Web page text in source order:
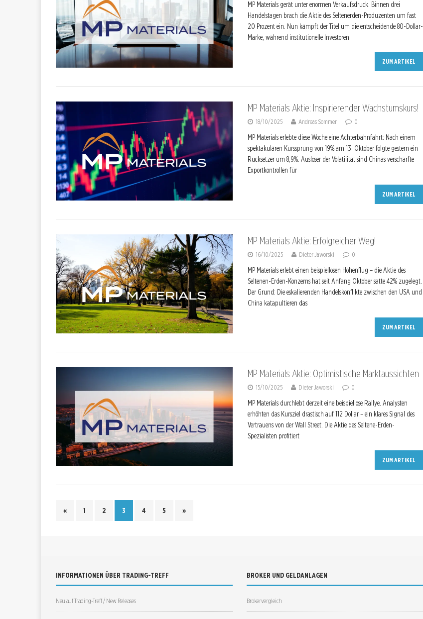
MP Materials gerät unter enormen Verkaufsdruck. Binnen drei
Handelstagen brach die Aktie des Seltenerden-Produzenten um fast
20 Prozent ein. Nun kämpft der Titel um die entscheidende 80-Dollar-
Marke, während institutionelle Investoren
ZUM ARTIKEL
MP Materials Aktie: Inspirierender Wachstumskurs!
18/10/2025 Andreas Sommer 0
MP Materials erlebte diese Woche eine Achterbahnfahrt: Nach einem
spektakulären Kurssprung von 19% am 13. Oktober folgte gestern ein
Rücksetzer um 8,9%. Auslöser der Volatilität sind Chinas verschärfte
Exportkontrollen für
ZUM ARTIKEL
MP Materials Aktie: Erfolgreicher Weg!
16/10/2025 Dieter Jaworski 0
MP Materials erlebt einen beispiellosen Höhenflug – die Aktie des
Seltenen-Erden-Konzerns hat seit Anfang Oktober satte 42% zugelegt.
Der Grund: Die eskalierenden Handelskonflikte zwischen den USA und
China katapultieren das
ZUM ARTIKEL
MP Materials Aktie: Optimistische Marktaussichten
15/10/2025 Dieter Jaworski 0
MP Materials durchlebt derzeit eine beispiellose Rallye. Analysten
erhöhten das Kursziel drastisch auf 112 Dollar – ein klares Signal des
Vertrauens von der Wall Street. Die Aktie des Seltene-Erden-
Spezialisten profitiert
ZUM ARTIKEL
« 1 2 3 4 5 »
INFORMATIONEN ÜBER TRADING-TREFF
Neu auf Trading-Treff / New Releases
BROKER UND GELDANLAGEN
Brokervergleich